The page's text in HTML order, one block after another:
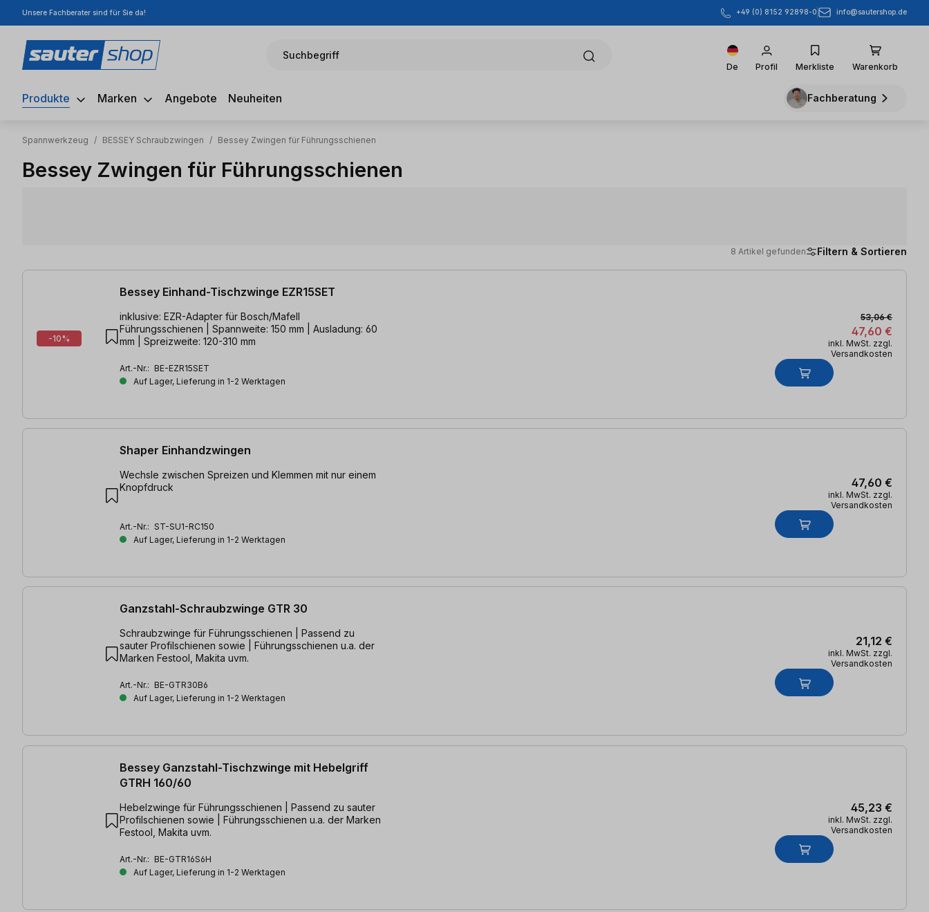
Hauptinhalt springen
Zur Suche springen
Zur Hauptnavigation springen
Unsere Fachberater sind für Sie da! +49 (0) 8152 92898-0 info@sautershop.de
Suchbegriff
De Profil Merkliste Warenkorb
Produkte Marken Angebote Neuheiten Fachberatung
Spannwerkzeug / BESSEY Schraubzwingen / Bessey Zwingen für Führungsschienen
Bessey Zwingen für Führungsschienen
8 Artikel gefunden Filtern & Sortieren
8 Artikel gefunden
-10%
Bessey Einhand-Tischzwinge EZR15SET
inklusive: EZR-Adapter für Bosch/Mafell
Führungsschienen | Spannweite: 150 mm | Ausladung: 60
mm | Spreizweite: 120-310 mm
Art.-Nr.: BE-EZR15SET
Auf Lager, Lieferung in 1-2 Werktagen
47,60 €
53,06 €
inkl. MwSt. zzgl.
Versandkosten
Shaper Einhandzwingen
Wechsle zwischen Spreizen und Klemmen mit nur einem
Knopfdruck
Art.-Nr.: ST-SU1-RC150
Auf Lager, Lieferung in 1-2 Werktagen
47,60 €
inkl. MwSt. zzgl.
Versandkosten
Ganzstahl-Schraubzwinge GTR 30
Schraubzwinge für Führungsschienen | Passend zu
sauter Profilschienen sowie | Führungsschienen u.a. der
Marken Festool, Makita uvm.
Art.-Nr.: BE-GTR30B6
Auf Lager, Lieferung in 1-2 Werktagen
21,12 €
inkl. MwSt. zzgl.
Versandkosten
Bessey Ganzstahl-Tischzwinge mit Hebelgriff
GTRH 160/60
Hebelzwinge für Führungsschienen | Passend zu sauter
Profilschienen sowie | Führungsschienen u.a. der Marken
Festool, Makita uvm.
Art.-Nr.: BE-GTR16S6H
Auf Lager, Lieferung in 1-2 Werktagen
45,23 €
inkl. MwSt. zzgl.
Versandkosten